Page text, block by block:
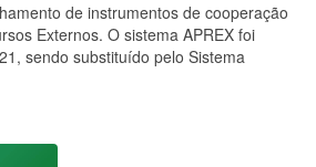
de instrumentos de cooperação
Externos. O sistema APREX foi
sendo substituído pelo Sistema